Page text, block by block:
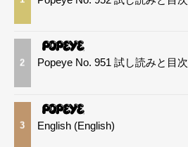
2 Popeye No. 951 試し読みと目次
3 English (English)